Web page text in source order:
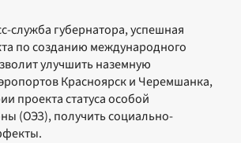
служба губернатора, успешная
по созданию международного
улучшить наземную
Красноярск и Черемшанка,
проекта статуса особой
(ОЭЗ), получить социально-